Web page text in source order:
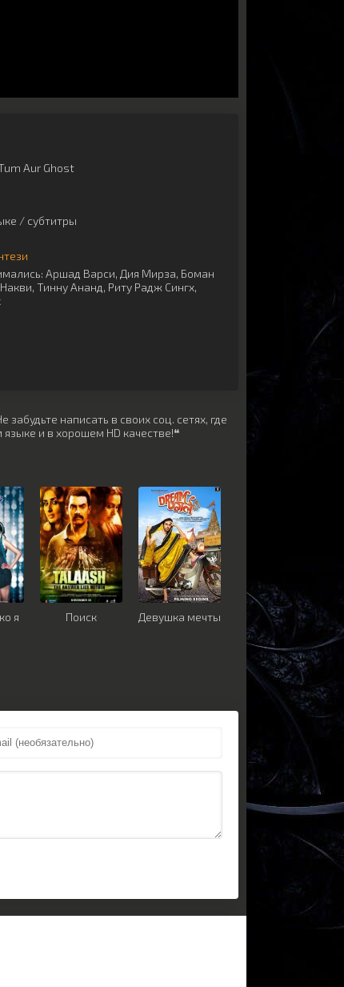
Aur Ghost
/ субтитры
Аршад Варси, Дия Мирза, Боман
, Тинну Ананд, Риту Радж Сингх,
написать в своих соц. сетях, где
и в хорошем HD качестве!❝
я Поиск Девушка мечты